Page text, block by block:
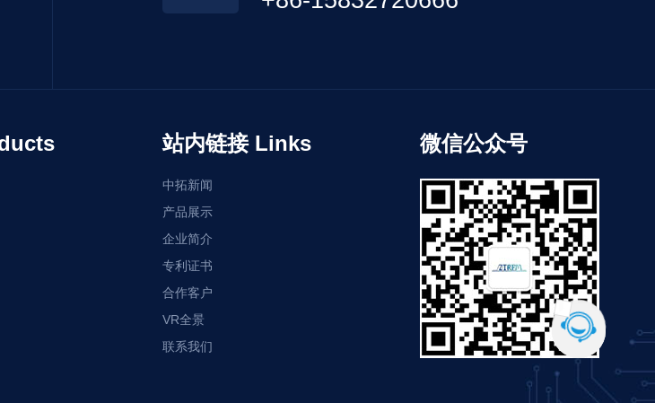
站内链接 Links
中拓新闻
产品展示
企业简介
专利证书
合作客户
VR全景
联系我们
微信公众号